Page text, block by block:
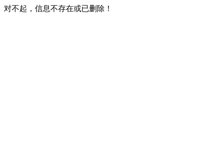
对不起，信息不存在或已删除！